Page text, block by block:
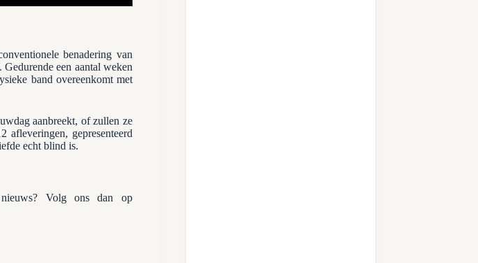
benadering van
een aantal weken
band overeenkomt met
aanbreekt, of zullen ze
gepresenteerd
echt blind is.
Volg ons dan op